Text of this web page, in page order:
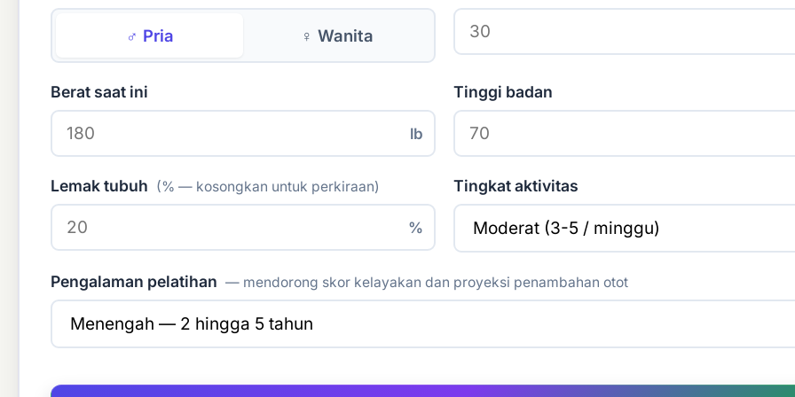
♂ Pria ♀ Wanita
Berat saat ini
lb
Tinggi badan
Lemak tubuh (% — kosongkan untuk perkiraan)
%
Tingkat aktivitas
Pengalaman pelatihan — mendorong skor kelayakan dan proyeksi penambahan otot